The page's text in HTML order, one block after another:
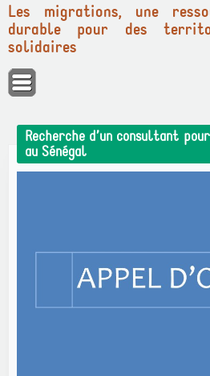
Panneau de gestion des cookies
Les migrations, une
durable pour des
solidaires
Recherche d’un consultant
au Sénégal